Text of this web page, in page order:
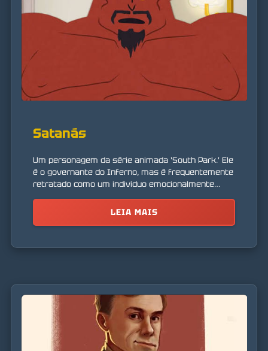
Satanás
Um personagem da série animada 'South Park.' Ele
é o governante do Inferno, mas é frequentemente
retratado como um indivíduo emocionalmente
da percepção tradicional do diabo.
LEIA MAIS